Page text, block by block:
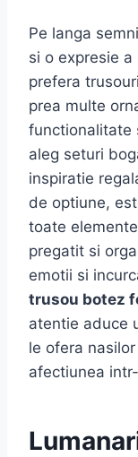
Pe langa
si o expresie
prefera
prea multe
functionalitate
aleg seturi
inspiratie
de optiune,
toate
pregatit si
emotii si
trusou botez
atentie aduce
le ofera
afectiunea